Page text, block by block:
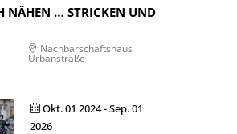
NÄHEN … STRICKEN UND
Nachbarschaftshaus
Urbanstraße
Okt. 01 2024- Sep. 01
2026